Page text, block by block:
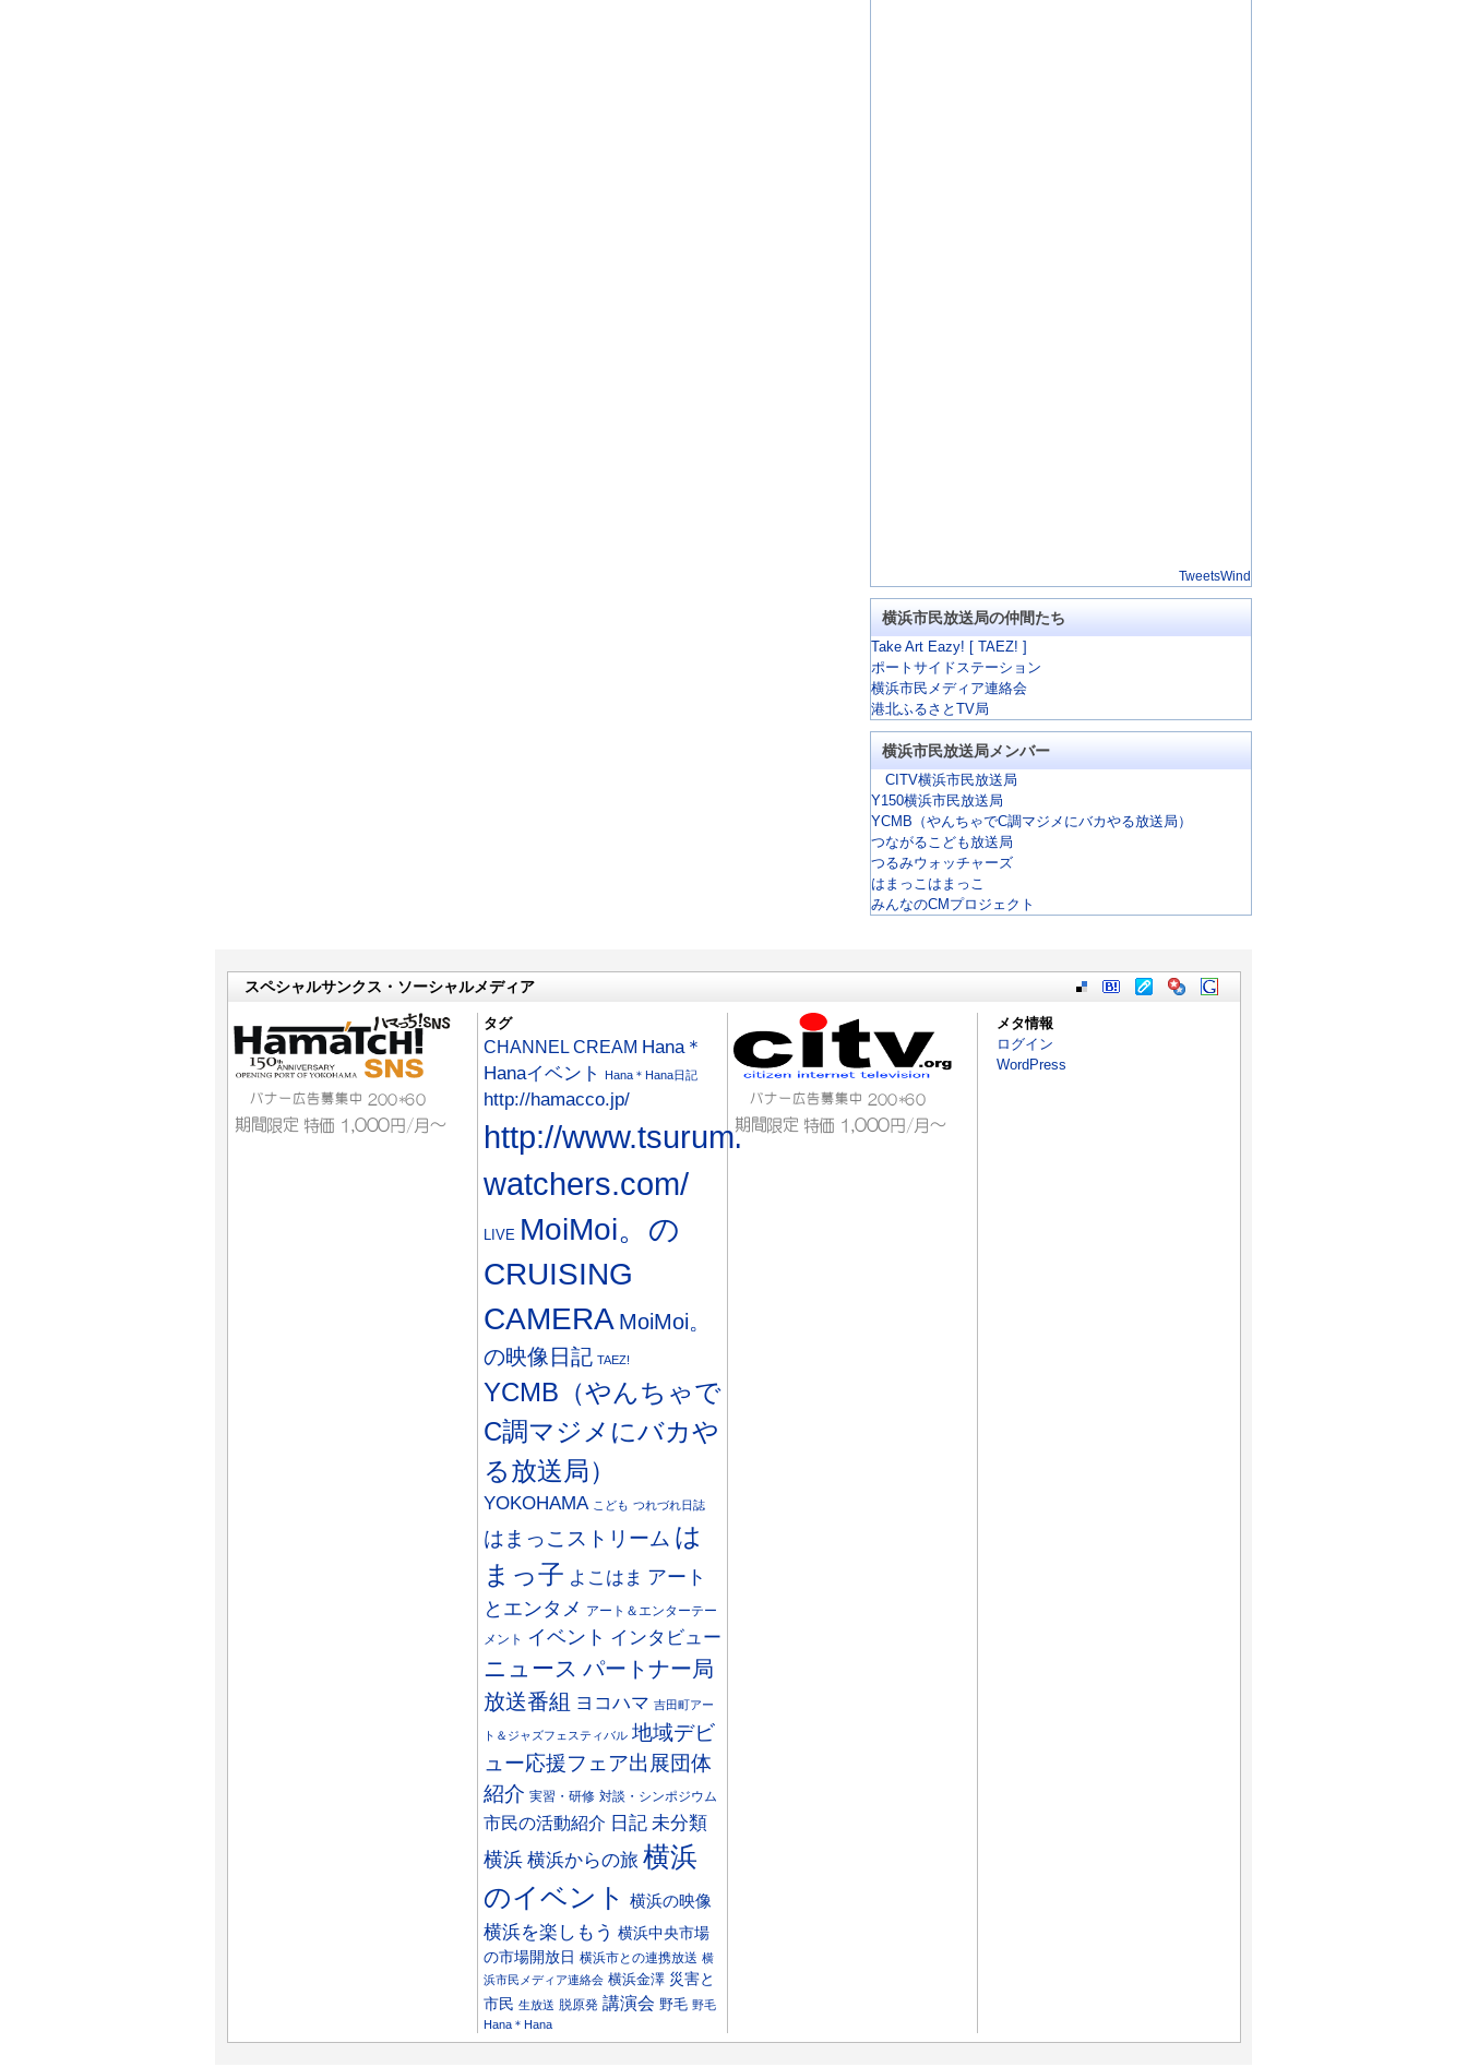
TweetsWind
横浜市民放送局の仲間たち
Take Art Eazy! [ TAEZ! ]
ポートサイドステーション
横浜市民メディア連絡会
港北ふるさとTV局
横浜市民放送局メンバー
CITV横浜市民放送局
Y150横浜市民放送局
YCMB（やんちゃでC調マジメにバカやる放送局）
つながるこども放送局
つるみウォッチャーズ
はまっこはまっこ
みんなのCMプロジェクト
スペシャルサンクス・ソーシャルメディア
タグ
CHANNEL CREAM Hana＊
Hanaイベント
Hana＊Hana日記
http://hamacco.jp/
http://www.tsurumi-
watchers.com/
LIVE MoiMoi。の
CRUISING
CAMERA MoiMoi。
の映像日記 TAEZ!
YCMB（やんちゃで
C調マジメにバカや
る放送局）
YOKOHAMA こども つれづれ日誌
はまっこストリーム は
まっ子 よこはま アート
とエンタメ アート＆エンターテー
メント
イベント インタビュー
ニュース パートナー局
放送番組 ヨコハマ 吉田町アー
ト＆ジャズフェスティバル 地域デビ
ュー応援フェア出展団体
紹介 実習・研修 対談・シンポジウム
市民の活動紹介 日記 未分類
横浜 横浜からの旅 横浜
のイベント
横浜の映像
横浜を楽しもう 横浜中央市場
の市場開放日 横浜市との連携放送 横
浜市民メディア連絡会 横浜金澤 災害と
市民 生放送 脱原発 講演会 野毛 野毛
Hana＊Hana
メタ情報
ログイン
WordPress